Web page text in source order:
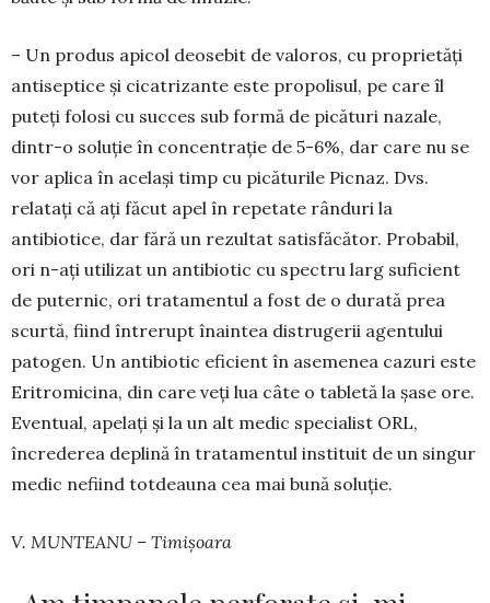
– Un produs apicol deosebit de valoros, cu proprietăți
antiseptice și cicatrizante este propolisul, pe care îl
puteți folosi cu succes sub formă de picături nazale,
dintr-o soluție în concentrație de 5-6%, dar care nu se
vor aplica în același timp cu picăturile Pic­naz. Dvs.
relatați că ați făcut apel în repetate rânduri la
antibiotice, dar fără un rezultat satisfăcător. Probabil,
ori n-ați utilizat un antibiotic cu spectru larg suficient
de puternic, ori tratamentul a fost de o durată prea
scurtă, fiind întrerupt înain­tea distrugerii agentului
patogen. Un antibiotic eficient în asemenea cazuri este
Eri­tromicina, din care veți lua câte o tabletă la șase ore.
Eventual, apelați și la un alt medic spe­cialist ORL,
încrederea de­plină în tratamentul instituit de un singur
medic nefiind totdeauna cea mai bună soluție.
V. MUNTEANU – Timișoara